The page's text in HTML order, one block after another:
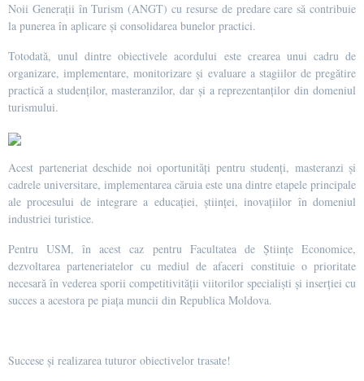
Noii Generații în Turism (ANGT) cu resurse de predare care să contribuie
la punerea în aplicare și consolidarea bunelor practici.
Totodată, unul dintre obiectivele acordului este crearea unui cadru de
organizare, implementare, monitorizare și evaluare a stagiilor de pregătire
practică a studenților, masteranzilor, dar și a reprezentanților din domeniul
turismului.
Acest parteneriat deschide noi oportunități pentru studenți, masteranzi și
cadrele universitare, implementarea căruia este una dintre etapele principale
ale procesului de integrare a educației, științei, inovațiilor în domeniul
industriei turistice.
Pentru USM, în acest caz pentru Facultatea de Științe Economice,
dezvoltarea parteneriatelor cu mediul de afaceri constituie o prioritate
necesară în vederea sporii competitivității viitorilor specialiști și inserției cu
succes a acestora pe piața muncii din Republica Moldova.
Succese și realizarea tuturor obiectivelor trasate!